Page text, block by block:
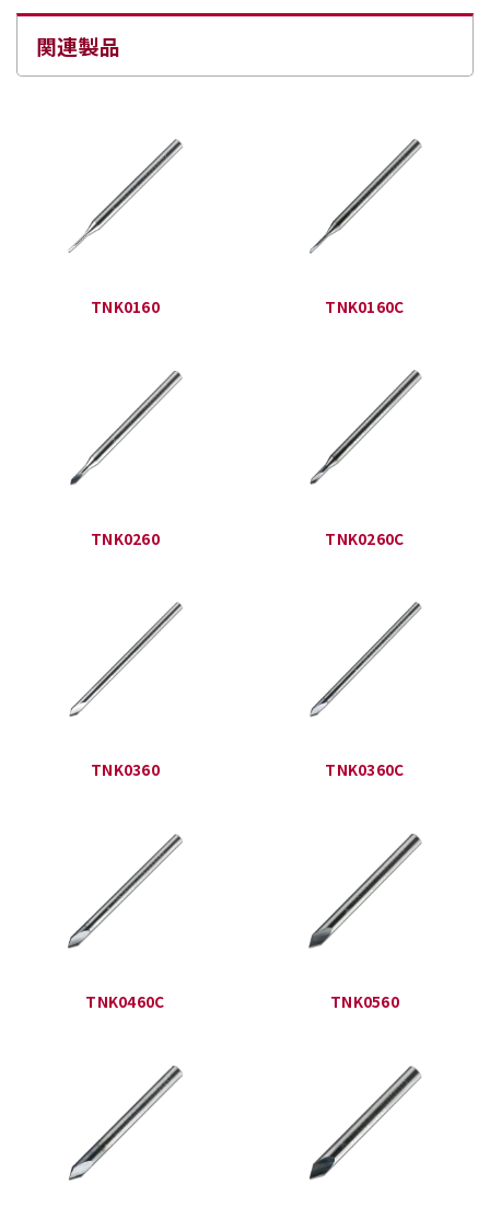
関連製品
TNK0160 TNK0160C
TNK0260 TNK0260C
TNK0360 TNK0360C
TNK0460C TNK0560